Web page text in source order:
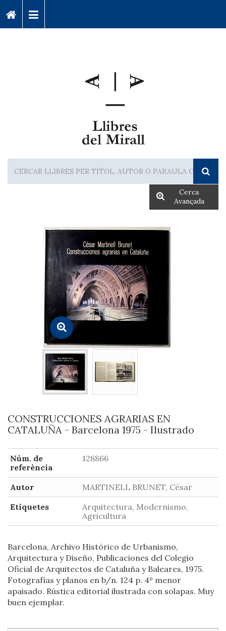
Cerca
Avançada
CONSTRUCCIONES AGRARIAS EN
CATALUÑA - Barcelona 1975 - Ilustrado
Núm. de
referència
128866
Autor
MARTINELL BRUNET, César
Etiquetes
Arquitectura, Modernismo,
Agricultura
Barcelona, Archivo Histórico de Urbanismo,
Arquitectura y Diseño, Publicaciones del Colegio
Oficial de Arquitectos de Cataluña y Baleares, 1975.
Fotografías y planos en b/n. 124 p. 4º menor
apaisado. Rústica editorial ilustrada con solapas. Muy
buen ejemplar.